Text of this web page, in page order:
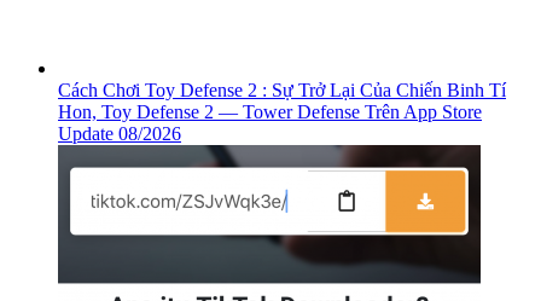
Cách Chơi Toy Defense 2 : Sự Trở Lại Của Chiến Binh Tí
Hon, ‎Toy Defense 2 — Tower Defense Trên App Store
Update 08/2026